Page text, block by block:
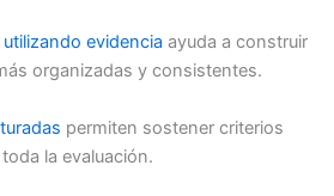
evidencia ayuda a construir
organizadas y consistentes.
permiten sostener criterios
la evaluación.